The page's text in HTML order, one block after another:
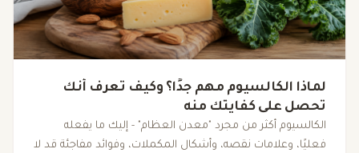
لماذا الكالسيوم مهم جدًا؟ وكيف تعرف أنك
تحصل على كفايتك منه
الكالسيوم أكثر من مجرد "معدن العظام" - إليك ما يفعله
فعليًا، وعلامات نقصه، وأشكال المكملات، وفوائد مفاجئة قد لا